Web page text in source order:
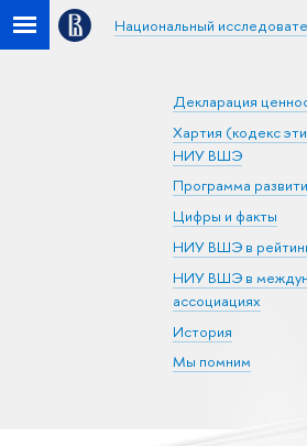
Национальный
Декларация
Хартия (кодекс
НИУ ВШЭ
Программа
Цифры и факты
НИУ ВШЭ в
НИУ ВШЭ в
ассоциациях
История
Мы помним